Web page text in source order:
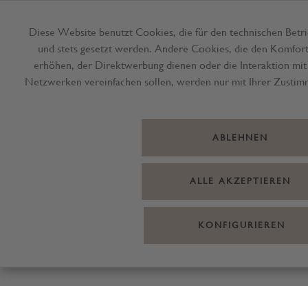
Menü
Diese Website benutzt Cookies, die für den technischen
und stets gesetzt werden. Andere Cookies, die den
erhöhen, der Direktwerbung dienen oder die Interaktion
Netzwerken vereinfachen sollen, werden nur mit Ihrer
ABLEHNEN
ALLE AKZEPTIEREN
KONFIGURIEREN